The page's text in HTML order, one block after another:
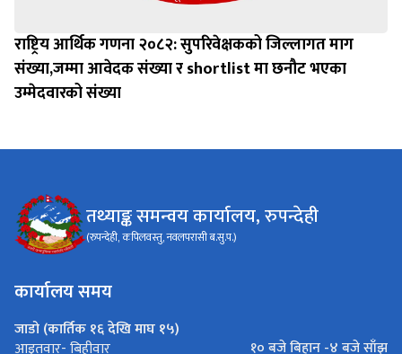
राष्ट्रिय आर्थिक गणना २०८२: सुपरिवेक्षकको जिल्लागत माग
संख्या,जम्मा आवेदक संख्या र shortlist मा छनौट भएका
उम्मेदवारको संख्या
तथ्याङ्क समन्वय कार्यालय, रुपन्देही
(रुपन्देही, कपिलवस्तु, नवलपरासी ब.सु.प.)
कार्यालय समय
जाडो (कार्तिक १६ देखि माघ १५)
आइतवार- बिहीवार
१० बजे बिहान -४ बजे साँझ